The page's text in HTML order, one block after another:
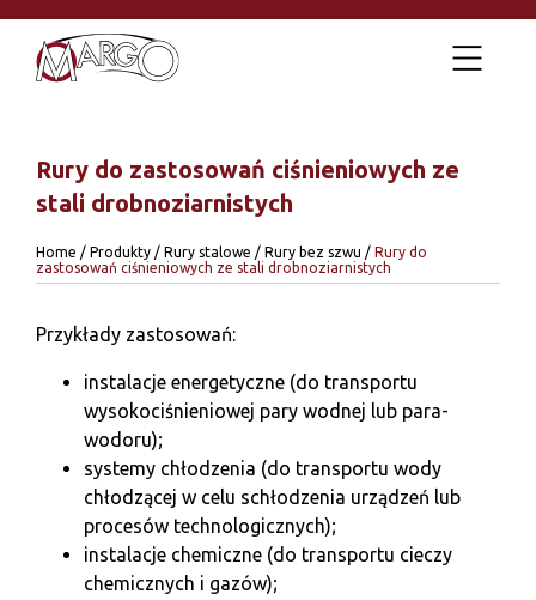
Rury do zastosowań ciśnieniowych ze
stali drobnoziarnistych
Home / Produkty / Rury stalowe / Rury bez szwu / Rury do
zastosowań ciśnieniowych ze stali drobnoziarnistych
Przykłady zastosowań:
instalacje energetyczne (do transportu
wysokociśnieniowej pary wodnej lub para-
wodoru);
systemy chłodzenia (do transportu wody
chłodzącej w celu schłodzenia urządzeń lub
procesów technologicznych);
instalacje chemiczne (do transportu cieczy
chemicznych i gazów);